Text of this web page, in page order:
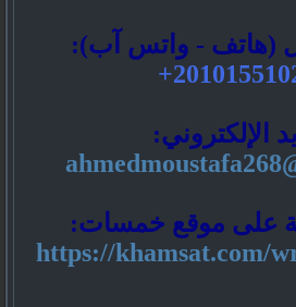
(هاتف - واتس آب):
الإلكتروني:
على موقع خمسات:
https://khamsat.com/